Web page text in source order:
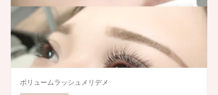
ボリュームラッシュメリデメ